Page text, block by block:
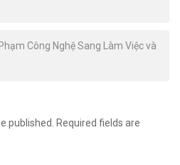
Công Nghệ Sang Làm Việc và
published.
Required fields are